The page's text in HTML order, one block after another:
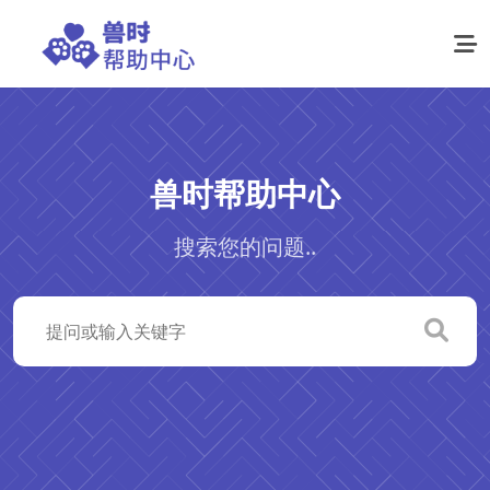
兽时帮助中心
搜索您的问题..